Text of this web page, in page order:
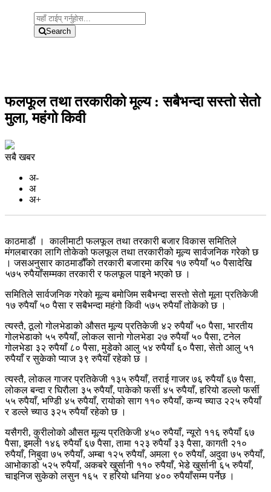
Search
फलफूल तथा तरकारीको मूल्य : सबैभन्दा सस्तो सेतो
मुला, महंगो किवी
सबै खबर
अ-
अ
अ+
काठमाडौं । कालीमाटी फलफूल तथा तरकारी बजार विकास समितिले
मंगलबारका लागि तोकेको फलफूल तथा तरकारीको मूल्य सार्वजनिक गरेको छ
। जसअनुसार काठमाडौँको तरकारी बजारमा करिब १७ रुपैयाँ ५० पैसादेखि
५७५ रुपैयाँसम्मका तरकारी र फलफूल पाइने भएको छ ।
समितिले सार्वजनिक गरेको मूल्य बमोजिम सबैभन्दा सस्तो सेतो मूला प्रतिकेजी
१७ रुपैयाँ ५० पैसा र सबैभन्दा महंगो किवी ५७५ रुपैयाँ तोकेको छ ।
त्यस्तै, ठूलो गोलभेडाको औसत मूल्य प्रतिकेजी ४२ रुपैयाँ ५० पैसा, भारतीय
गोलभेडाको ५५ रुपैयाँ, लोकल सानो गोलभेडा २७ रुपैयाँ ५० पैसा, टनेल
गोलभेडा ३२ रुपैयाँ ८० पैसा, मुडेको आलु ५४ रुपैयाँ ६० पैसा, सेतो आलु ५१
रुपैयाँ र सुकेको प्याज ३९ रुपैयाँ रहेको छ ।
त्यस्तै, लोकल गाजर प्रतिकेजी १३५ रुपैयाँ, तराई गाजर ७६ रुपैयाँ ६७ पैसा,
लोकल बन्दा र घिरौला ३५ रुपैयाँ, पाकेको फर्सी ४५ रुपैयाँ, हरियो डल्लो फर्सी
५५ रुपैयाँ, भण्डिी ४५ रुपैयाँ, रायोको साग ११० रुपैयाँ, कन्य च्याउ २२५ रुपैयाँ
र डल्ले च्याउ ३२५ रुपैयाँ रहेको छ ।
यसैगरी, कुरीलोको औसत मूल्य प्रतिकेजी ४५० रुपैयाँ, न्यूरो ११६ रुपैयाँ ६७
पैसा, इमली १४६ रुपैयाँ ६७ पैसा, तामा १२३ रुपैयाँ ३३ पैसा, कागती २१०
रुपैयाँ, निबुवा ७५ रुपैयाँ, अम्बा १२५ रुपैयाँ, अमला ९० रुपैयाँ, अदुवा ७५ रुपैयाँ,
आभोकाडो ५२५ रुपैयाँ, अकबरे खुर्सानी ११० रुपैयाँ, भेडे खुर्सानी ६५ रुपैयाँ,
चाइनिज सुकेको लसुन १६५ र हरियो धनिया ४०० रुपैयाँसम्म पर्नेछ ।